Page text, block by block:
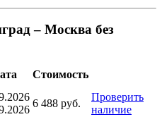
– Москва без
Стоимость
6 488 руб.
Проверить
наличие